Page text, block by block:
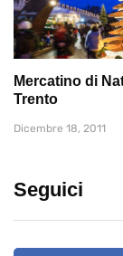
Mercatino di
Trento
Dicembre 18, 2011
Seguici